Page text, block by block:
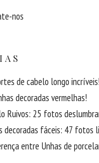
nos
de cabelo longo
decoradas vermelhas!
Ruivos: 25 fotos
decoradas fáceis: 47 fotos
entre Unhas de